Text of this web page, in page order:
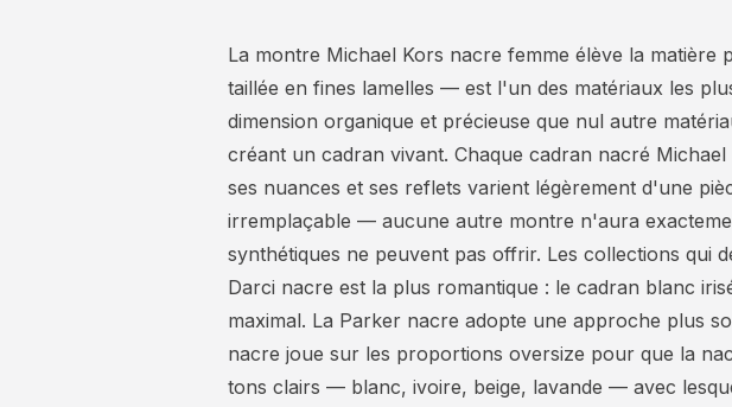
La montre Michael Kors nacre femme élève la
taillée en fines lamelles — est l'un des matériaux les
dimension organique et précieuse que nul autre
créant un cadran vivant. Chaque cadran nacré
ses nuances et ses reflets varient légèrement d'une
irremplaçable — aucune autre montre n'aura
synthétiques ne peuvent pas offrir. Les collections qui
Darci nacre est la plus romantique : le cadran blanc
maximal. La Parker nacre adopte une approche plus
nacre joue sur les proportions oversize pour que la
tons clairs — blanc, ivoire, beige, lavande — avec